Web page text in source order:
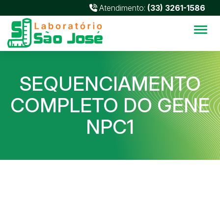
Atendimento: (33) 3261-1586
SEQUENCIAMENTO
COMPLETO DO GENE
NPC1